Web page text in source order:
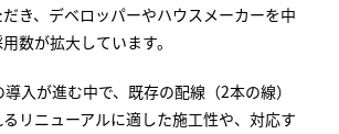
き、デベロッパーやハウスメーカーを中
数が拡大しています。
導入が進む中で、既存の配線（2本の線）
リニューアルに適した施工性や、対応す